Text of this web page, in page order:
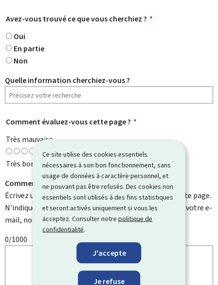
Ce site utilise des cookies essentiels
nécessaires à son bon fonctionnement, sans
usage de données à caractère personnel, et
ne pouvant pas être refusés. Des cookies non
essentiels sont utilisés à des fins statistiques
et seront activés uniquement si vous les
acceptez. Consulter notrepolitique de
confidentialité.
J'accepte
Je refuse
Avez-vous trouvé ce que vous cherchiez ? *
Oui
En partie
Non
Quelle information cherchiez-vous ?
Comment évaluez-vous cette page ? *
Très mauvaise
Très bonne
Comment pouvons-nous l'améliorer ?
Écrivez un commentaire et aidez-nous à améliorer cette page.
N'indiquez pas d'informations personnelles telles que votre e-
mail, nom, numéro de téléphone, etc.
0/1000